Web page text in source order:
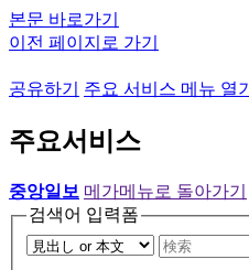
본문 바로가기
이전 페이지로 가기
공유하기 주요 서비스 메뉴 열기
주요서비스
중앙일보 메가메뉴로 돌아가기
검색어 입력폼